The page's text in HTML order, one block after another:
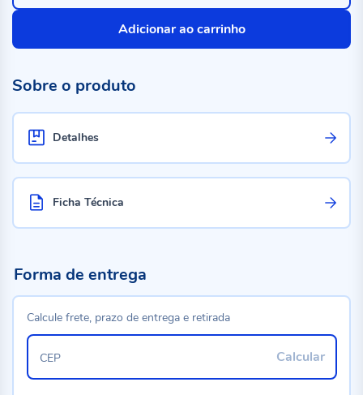
Adicionar ao carrinho
Sobre o produto
Detalhes
Ficha Técnica
Forma de entrega
Calcule frete, prazo de entrega e retirada
Calcular
CEP